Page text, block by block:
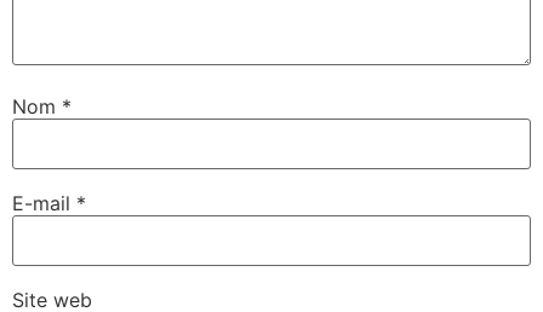
Nom *
E-mail *
Site web